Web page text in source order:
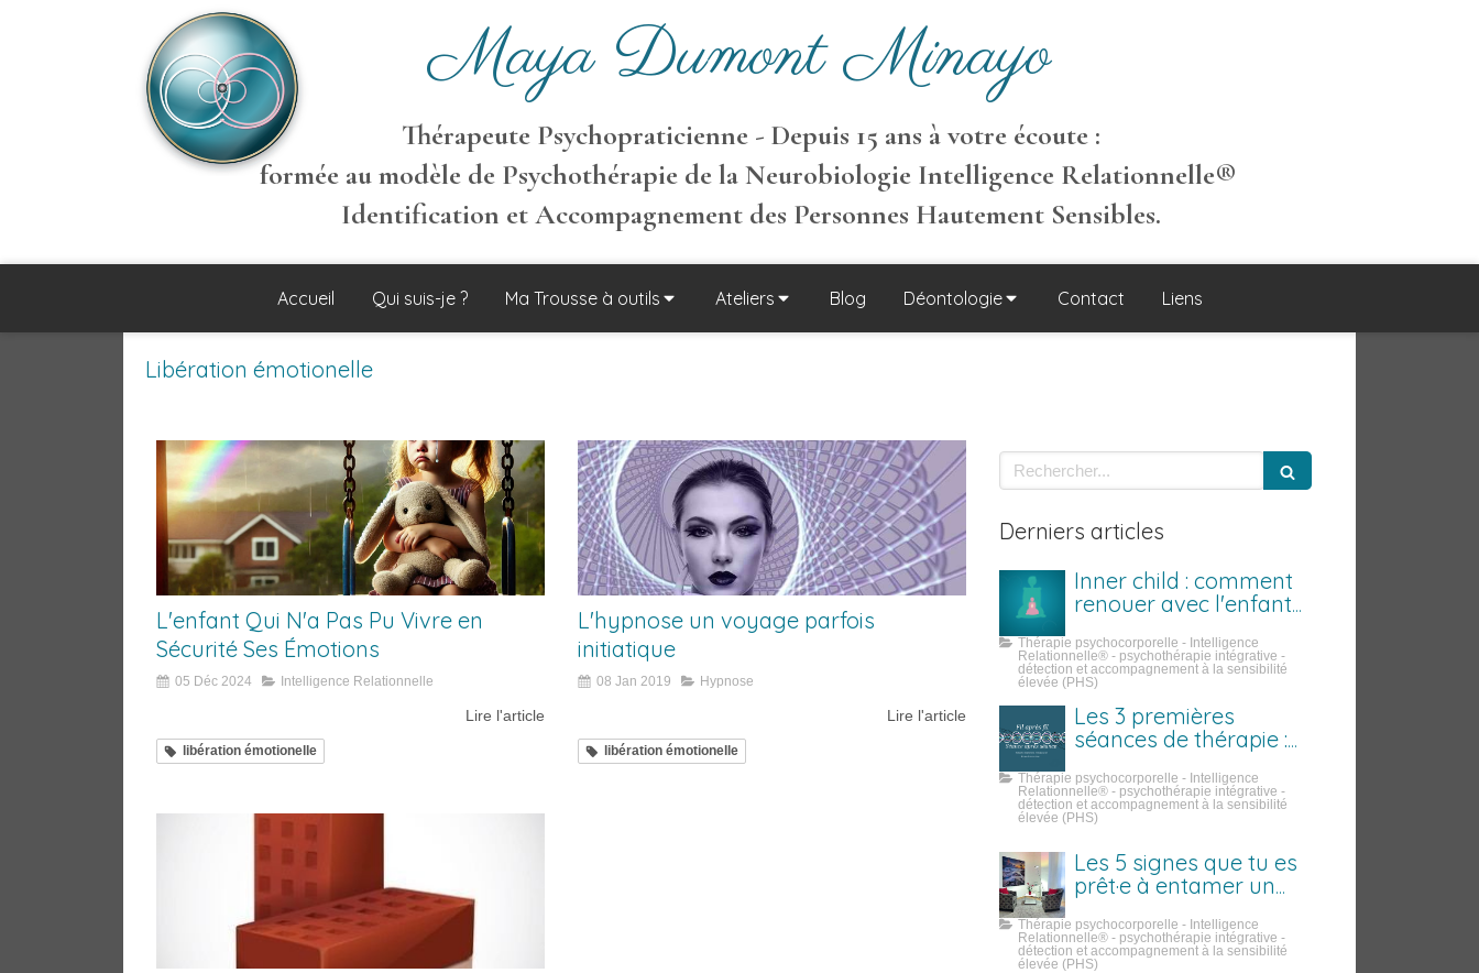
Maya Dumont Minayo
Thérapeute Psychopraticienne - Depuis 15 ans à votre écoute :
formée au modèle de Psychothérapie de la Neurobiologie Intelligence Relationnelle®
Identification et Accompagnement des Personnes Hautement Sensibles.
Accueil Qui suis-je ? Ma Trousse à outils Ateliers Blog Déontologie Contact Liens
Libération émotionelle
L'enfant Qui N'a Pas Pu Vivre en
Sécurité Ses Émotions
05 Déc 2024 Intelligence Relationnelle
Lire l'article
libération émotionelle
L'hypnose un voyage parfois
initiatique
08 Jan 2019 Hypnose
Lire l'article
libération émotionelle
Rechercher
Derniers articles
Inner child : comment
renouer avec l'enfant
Thérapie psychocorporelle - Intelligence
Relationnelle® - psychothérapie intégrative -
détection et accompagnement à la sensibilité
élevée (PHS)
Les 3 premières
séances de thérapie :
vraiment
Thérapie psychocorporelle - Intelligence
Relationnelle® - psychothérapie intégrative -
détection et accompagnement à la sensibilité
élevée (PHS)
Les 5 signes que tu es
prêt·e à entamer un
Thérapie psychocorporelle - Intelligence
Relationnelle® - psychothérapie intégrative -
détection et accompagnement à la sensibilité
élevée (PHS)